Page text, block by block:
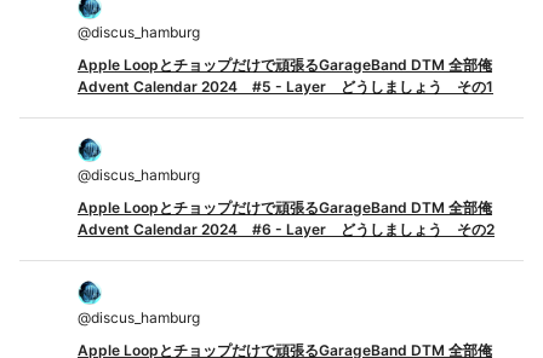
@discus_hamburg
Apple Loopとチョップだけで頑張るGarageBand DTM 全部俺
Advent Calendar 2024 #5 - Layer どうしましょう その1
@discus_hamburg
Apple Loopとチョップだけで頑張るGarageBand DTM 全部俺
Advent Calendar 2024 #6 - Layer どうしましょう その2
@discus_hamburg
Apple Loopとチョップだけで頑張るGarageBand DTM 全部俺